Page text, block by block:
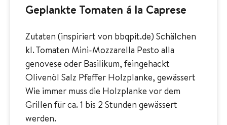
Geplankte Tomaten á la Caprese
Zutaten (inspiriert von bbqpit.de) Schälchen
kl. Tomaten Mini-Mozzarella Pesto alla
genovese oder Basilikum, feingehackt
Olivenöl Salz Pfeffer Holzplanke, gewässert
Wie immer muss die Holzplanke vor dem
Grillen für ca. 1 bis 2 Stunden gewässert
werden.